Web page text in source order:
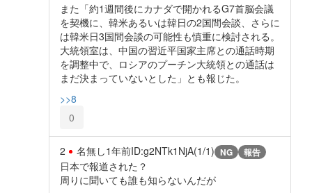
また「約1週間後にカナダで開かれるG7首脳会議
を契機に、韓米あるいは韓日の2国間会談、さらに
は韓米日3国間会談の可能性も慎重に検討される。
大統領室は、中国の習近平国家主席との通話時期
を調整中で、ロシアのプーチン大統領との通話は
まだ決まっていないとした」とも報じた。
>>8
0
2 名無し1年前ID:g2NTk1NjA(1/1) NG 報告
日本で報道された？
周りに聞いても誰も知らないんだが